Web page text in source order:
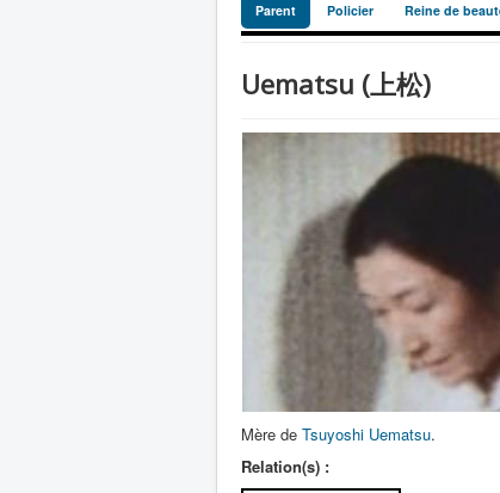
Parent Policier Reine de
Uematsu (上松)
Mère de Tsuyoshi Uematsu.
Relation(s) :